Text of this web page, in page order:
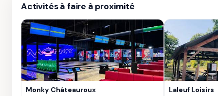
Activités à faire à proximité
Monky Châteauroux Laleuf Loisirs